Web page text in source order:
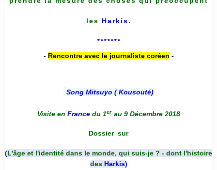
les Harkis.
*******
- Rencontre avec le journaliste coréen -
Song Mitsuyo ( Kousouté)
Visite en France du 1er au 9 Décembre 2018
Dossier sur
(L'âge et l'identité dans le monde, qui suis-je ? - dont l'histoire
des Harkis)